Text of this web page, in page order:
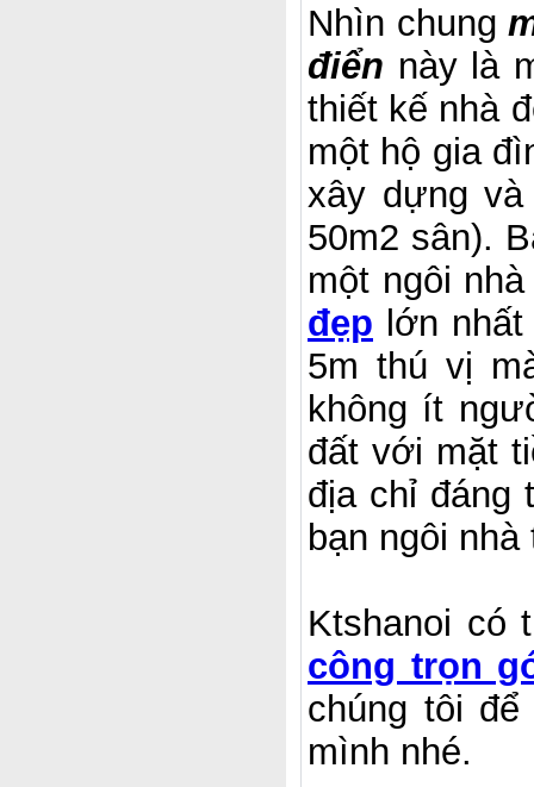
Nhìn chung
điển này là
thiết kế nhà
một hộ gia
xây dựng
50m2 sân).
một ngôi
đẹp lớn
5m thú vị
không ít
đất với mặt
địa chỉ đáng
bạn ngôi
Ktshanoi có
công trọn
chúng tôi
mình nhé.